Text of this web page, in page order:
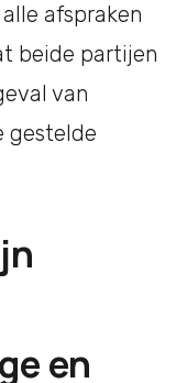
afspraken
beide partijen
van
gestelde
en